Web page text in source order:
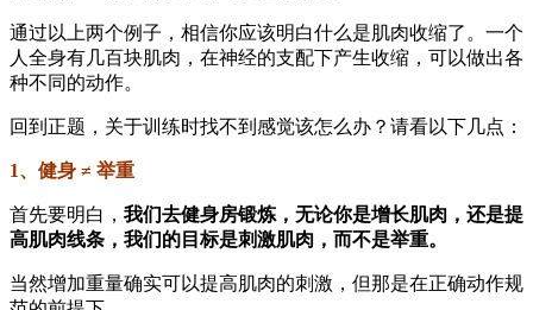
通过以上两个例子，相信你应该明白什么是肌肉收缩了。一个
人全身有几百块肌肉，在神经的支配下产生收缩，可以做出各
种不同的动作。
回到正题，关于训练时找不到感觉该怎么办？请看以下几点：
1、健身 ≠ 举重
首先要明白， 我们去健身房锻炼，无论你是增长肌肉，还是提
高肌肉线条，我们的目标是刺激肌肉，而不是举重。
当然增加重量确实可以提高肌肉的刺激，但那是在正确动作规